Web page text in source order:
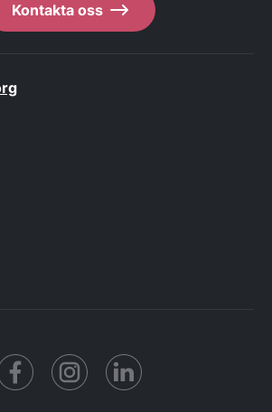
Kontakta oss
Facebook https://